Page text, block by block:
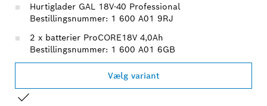
Hurtiglader GAL 18V-40 Professional
Bestillingsnummer: 1 600 A01 9RJ
2 x batterier ProCORE18V 4,0Ah
Bestillingsnummer: 1 600 A01 6GB
Vælg variant